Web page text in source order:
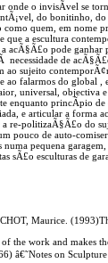
onde o invisÃ­vel se
do bonitinho,
como quem, em nome
a escultura
acÃ§Ã£o pode ganhar
necessidade de
sujeito
falarmos do global ,
universal, objectiva
enquanto princÃ­pio de
e articular a forma
re-politizaÃ§Ã£o do
pouco de auto-
pequena
sÃ£o esculturas de
Maurice.
the work and makes
â€˜Notes on